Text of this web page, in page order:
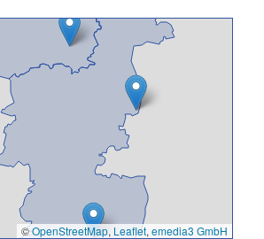
©OpenStreetMap, Leaflet,emedia3 GmbH